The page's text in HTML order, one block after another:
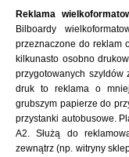
Reklama
Bilboardy
przeznaczone do reklam
kilkunasto osobno
przygotowanych
druk to reklama o
grubszym papierze do
przystanki autobusowe.
A2. Służą do
zewnątrz (np. witryny